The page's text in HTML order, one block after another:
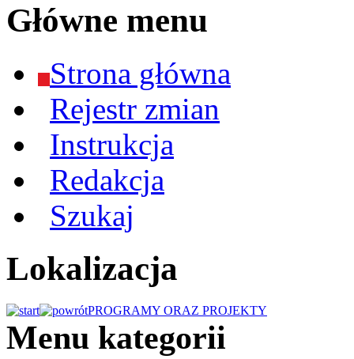
Główne menu
Strona główna
Rejestr zmian
Instrukcja
Redakcja
Szukaj
Lokalizacja
PROGRAMY ORAZ PROJEKTY
Menu kategorii